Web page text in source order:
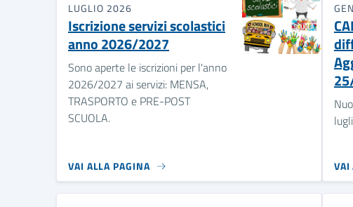
LUGLIO 2026
Iscrizione servizi scolastici
anno 2026/2027
Sono aperte le iscrizioni per l'anno
2026/2027 ai servizi: MENSA,
TRASPORTO e PRE-POST
SCUOLA.
VAI ALLA PAGINA VAI